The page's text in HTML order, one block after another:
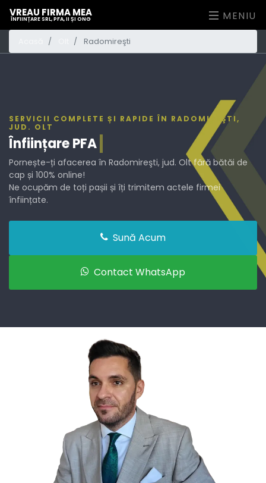
VREAU FIRMA MEA
ÎNFIINȚARE SRL, PFA, II ȘI ONG MENIU
Radomireşti
SERVICII COMPLETE ȘI RAPIDE ÎN RADOMIREŞTI,
JUD. OLT
ÎnființarePFA
Pornește-ți afacerea în Radomireşti, jud. Olt fără bătăi de
cap și 100% online!
Ne ocupăm de toți pașii și îți trimitem actele firmei
înființate.
Sună Acum
Contact WhatsApp